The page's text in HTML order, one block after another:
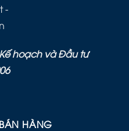
-
Kế hoạch và Đầu tư
HÀNG